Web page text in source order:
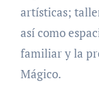
artísticas;
así como
familiar y la
Mágico.